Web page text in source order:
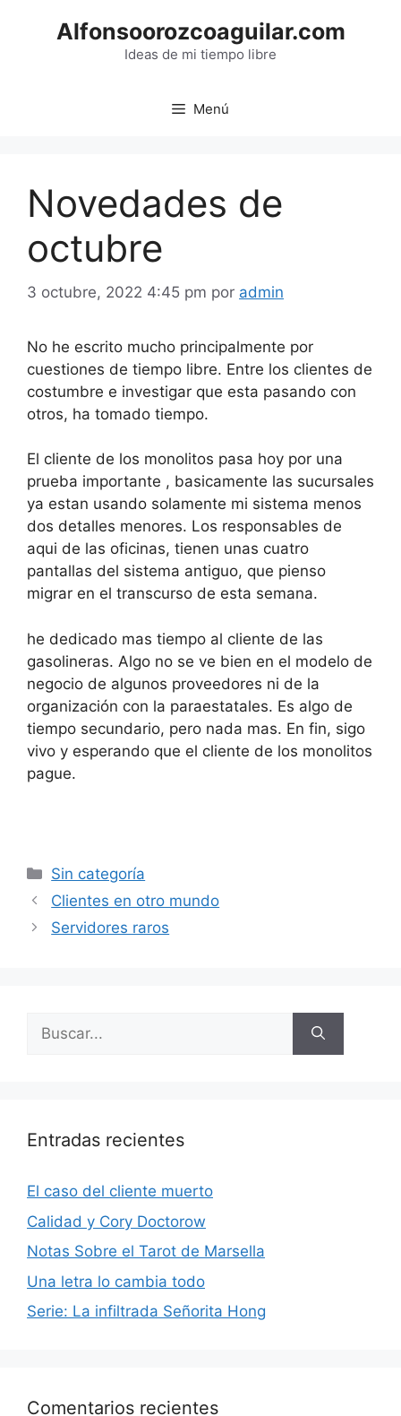
Alfonsoorozcoaguilar.com
Ideas de mi tiempo libre
Menú
Novedades de
octubre
3 octubre, 2022 4:45 pm por admin
No he escrito mucho principalmente por
cuestiones de tiempo libre. Entre los clientes de
costumbre e investigar que esta pasando con
otros, ha tomado tiempo.
El cliente de los monolitos pasa hoy por una
prueba importante , basicamente las sucursales
ya estan usando solamente mi sistema menos
dos detalles menores. Los responsables de
aqui de las oficinas, tienen unas cuatro
pantallas del sistema antiguo, que pienso
migrar en el transcurso de esta semana.
he dedicado mas tiempo al cliente de las
gasolineras. Algo no se ve bien en el modelo de
negocio de algunos proveedores ni de la
organización con la paraestatales. Es algo de
tiempo secundario, pero nada mas. En fin, sigo
vivo y esperando que el cliente de los monolitos
pague.
Categorías
Sin categoría
Clientes en otro mundo
Servidores raros
Buscar:
Entradas recientes
El caso del cliente muerto
Calidad y Cory Doctorow
Notas Sobre el Tarot de Marsella
Una letra lo cambia todo
Serie: La infiltrada Señorita Hong
Comentarios recientes